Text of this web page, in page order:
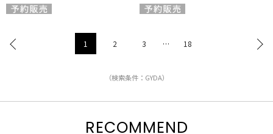
1 2 3 … 18
（検索条件：GYDA）
RECOMMEND